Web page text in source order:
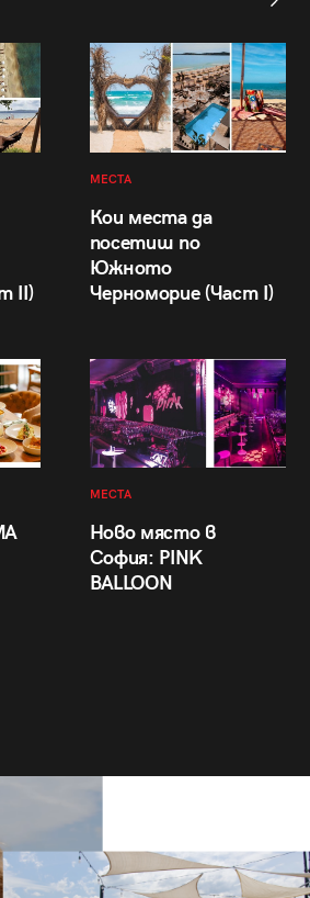
II)
МЕСТА
Кои места да
посетиш по
Южното
Черноморие (Част I)
МЕСТА
Ново място в
София: PINK
BALLOON